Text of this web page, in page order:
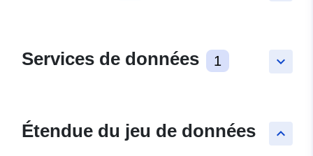
keyboard_arrow_down
Services de données 1
keyboard_arrow_up
Étendue du jeu de données